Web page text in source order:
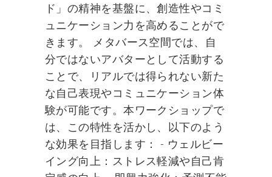
ド」の精神を基盤に、創造性やコミ
ュニケーション力を高めることがで
きます。 メタバース空間では、自
分ではないアバターとして活動する
ことで、リアルでは得られない新た
な自己表現やコミュニケーション体
験が可能です。本ワークショップで
は、この特性を活かし、以下のよう
な効果を目指します： - ウェルビー
イング向上：ストレス軽減や自己肯